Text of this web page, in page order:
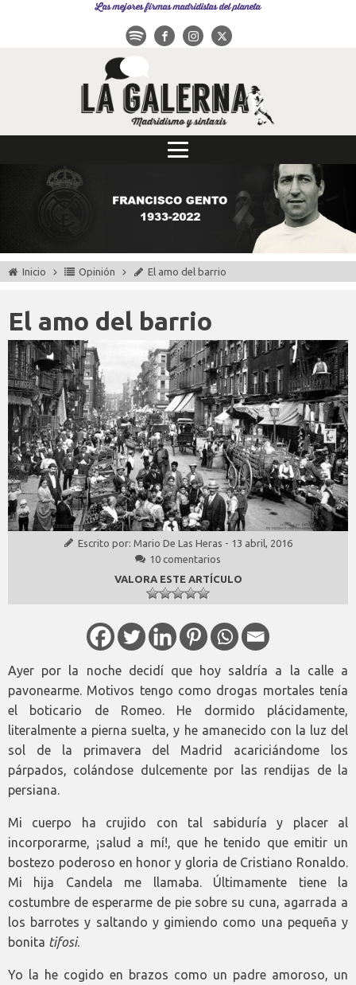
Las mejores firmas madridistas del planeta
Inicio Opinión El amo del barrio
El amo del barrio
Escrito por: Mario De Las Heras - 13 abril, 2016
10 comentarios
VALORA ESTE ARTÍCULO
Ayer por la noche decidí que hoy saldría a la calle a
pavonearme. Motivos tengo como drogas mortales tenía
el boticario de Romeo. He dormido plácidamente,
literalmente a pierna suelta, y he amanecido con la luz del
sol de la primavera del Madrid acariciándome los
párpados, colándose dulcemente por las rendijas de la
persiana.
Mi cuerpo ha crujido con tal sabiduría y placer al
incorporarme, ¡salud a mí!, que he tenido que emitir un
bostezo poderoso en honor y gloria de Cristiano Ronaldo.
Mi hija Candela me llamaba. Últimamente tiene la
costumbre de esperarme de pie sobre su cuna, agarrada a
los barrotes y saltando y gimiendo como una pequeña y
bonita tifosi.
Yo la he cogido en brazos como un padre amoroso, un